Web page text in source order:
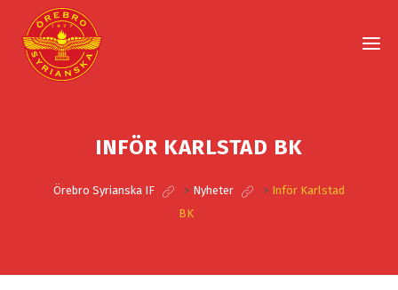
INFÖR KARLSTAD BK
Örebro Syrianska IF > Nyheter > Inför Karlstad
BK